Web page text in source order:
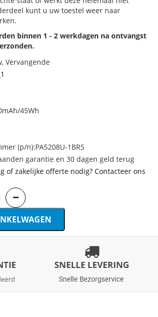
kunt u uw toestel weer naar
binnen 1 - 2 werkdagen na ontvangst
Vervangende
45Wh
(p/n):PA5208U-1BRS
garantie en 30 dagen geld terug
of zakelijke offerte nodig? Contacteer ons